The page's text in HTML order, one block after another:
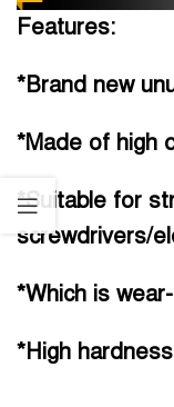
Features:
*Brand new
*Made of high
*Suitable for
screwdrivers/
*Which is
*High